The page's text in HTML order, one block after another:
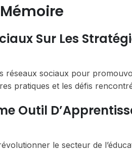
Sur Les
réseaux sociaux pour
pratiques et les défis
Outil
le secteur de